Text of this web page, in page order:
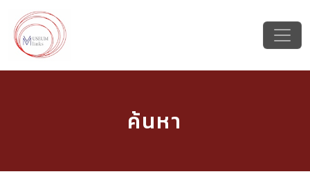
ค้นหา